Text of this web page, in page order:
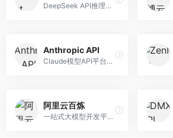
DeepSeek API推理平台，专注于DeepSeek模型服务。面向开发者，提供DeepSeek模型API、高性能推理、低成本服务，推理效率高。
Anthropic API
Claude模型API平台，专注于安全可靠的AI服务。面向开发者，提供Claude系列模型API、安全特性、企业级服务等，API质量高。
阿里云百炼
一站式大模型开发平台，深度整合阿里云服务。面向企业开发者和AI团队，提供模型训练、微调、部署、应用开发等全流程服务，企业级功能完善。